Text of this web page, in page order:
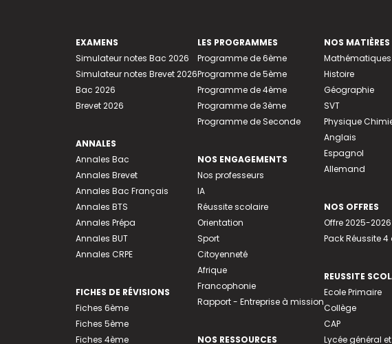
EXAMENS
Simulateur notes Bac 2026
Simulateur notes Brevet 2026
Bac 2026
Brevet 2026
ANNALES
Annales Bac
Annales Brevet
Annales Bac Français
Annales BTS
Annales Prépa
Annales BUT
Annales CRPE
FICHES DE RÉVISIONS
Fiches 6ème
Fiches 5ème
Fiches 4ème
LES PROGRAMMES
Programme de 6ème
Programme de 5ème
Programme de 4ème
Programme de 3ème
Programme de Seconde
NOS ENGAGEMENTS
Nos professeurs
IA
Réussite scolaire
Orientation
Sport
Citoyenneté
Afrique
Francophonie
Rapport - Entreprise à mission
NOS RESSOURCES
NOS MATIÈRES
Mathématiques
Histoire
Géographie
SVT
Physique
Anglais
Espagnol
Allemand
NOS OFFRES
Offre 2025-2026
Pack Réussite 4
REUSSITE
Ecole Primaire
Collège
CAP
Lycée général